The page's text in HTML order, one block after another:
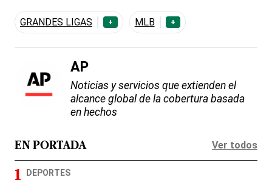
GRANDES LIGAS + MLB +
AP
Noticias y servicios que extienden el
alcance global de la cobertura basada
en hechos
EN PORTADA Ver todos
DEPORTES